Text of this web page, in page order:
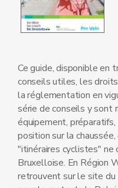
Ce guide, disponible en
conseils utiles, les
la réglementation en
série de conseils y sont
équipement,
position sur la
"itinéraires cyclistes" ne
Bruxelloise. En Région
retrouvent sur le site